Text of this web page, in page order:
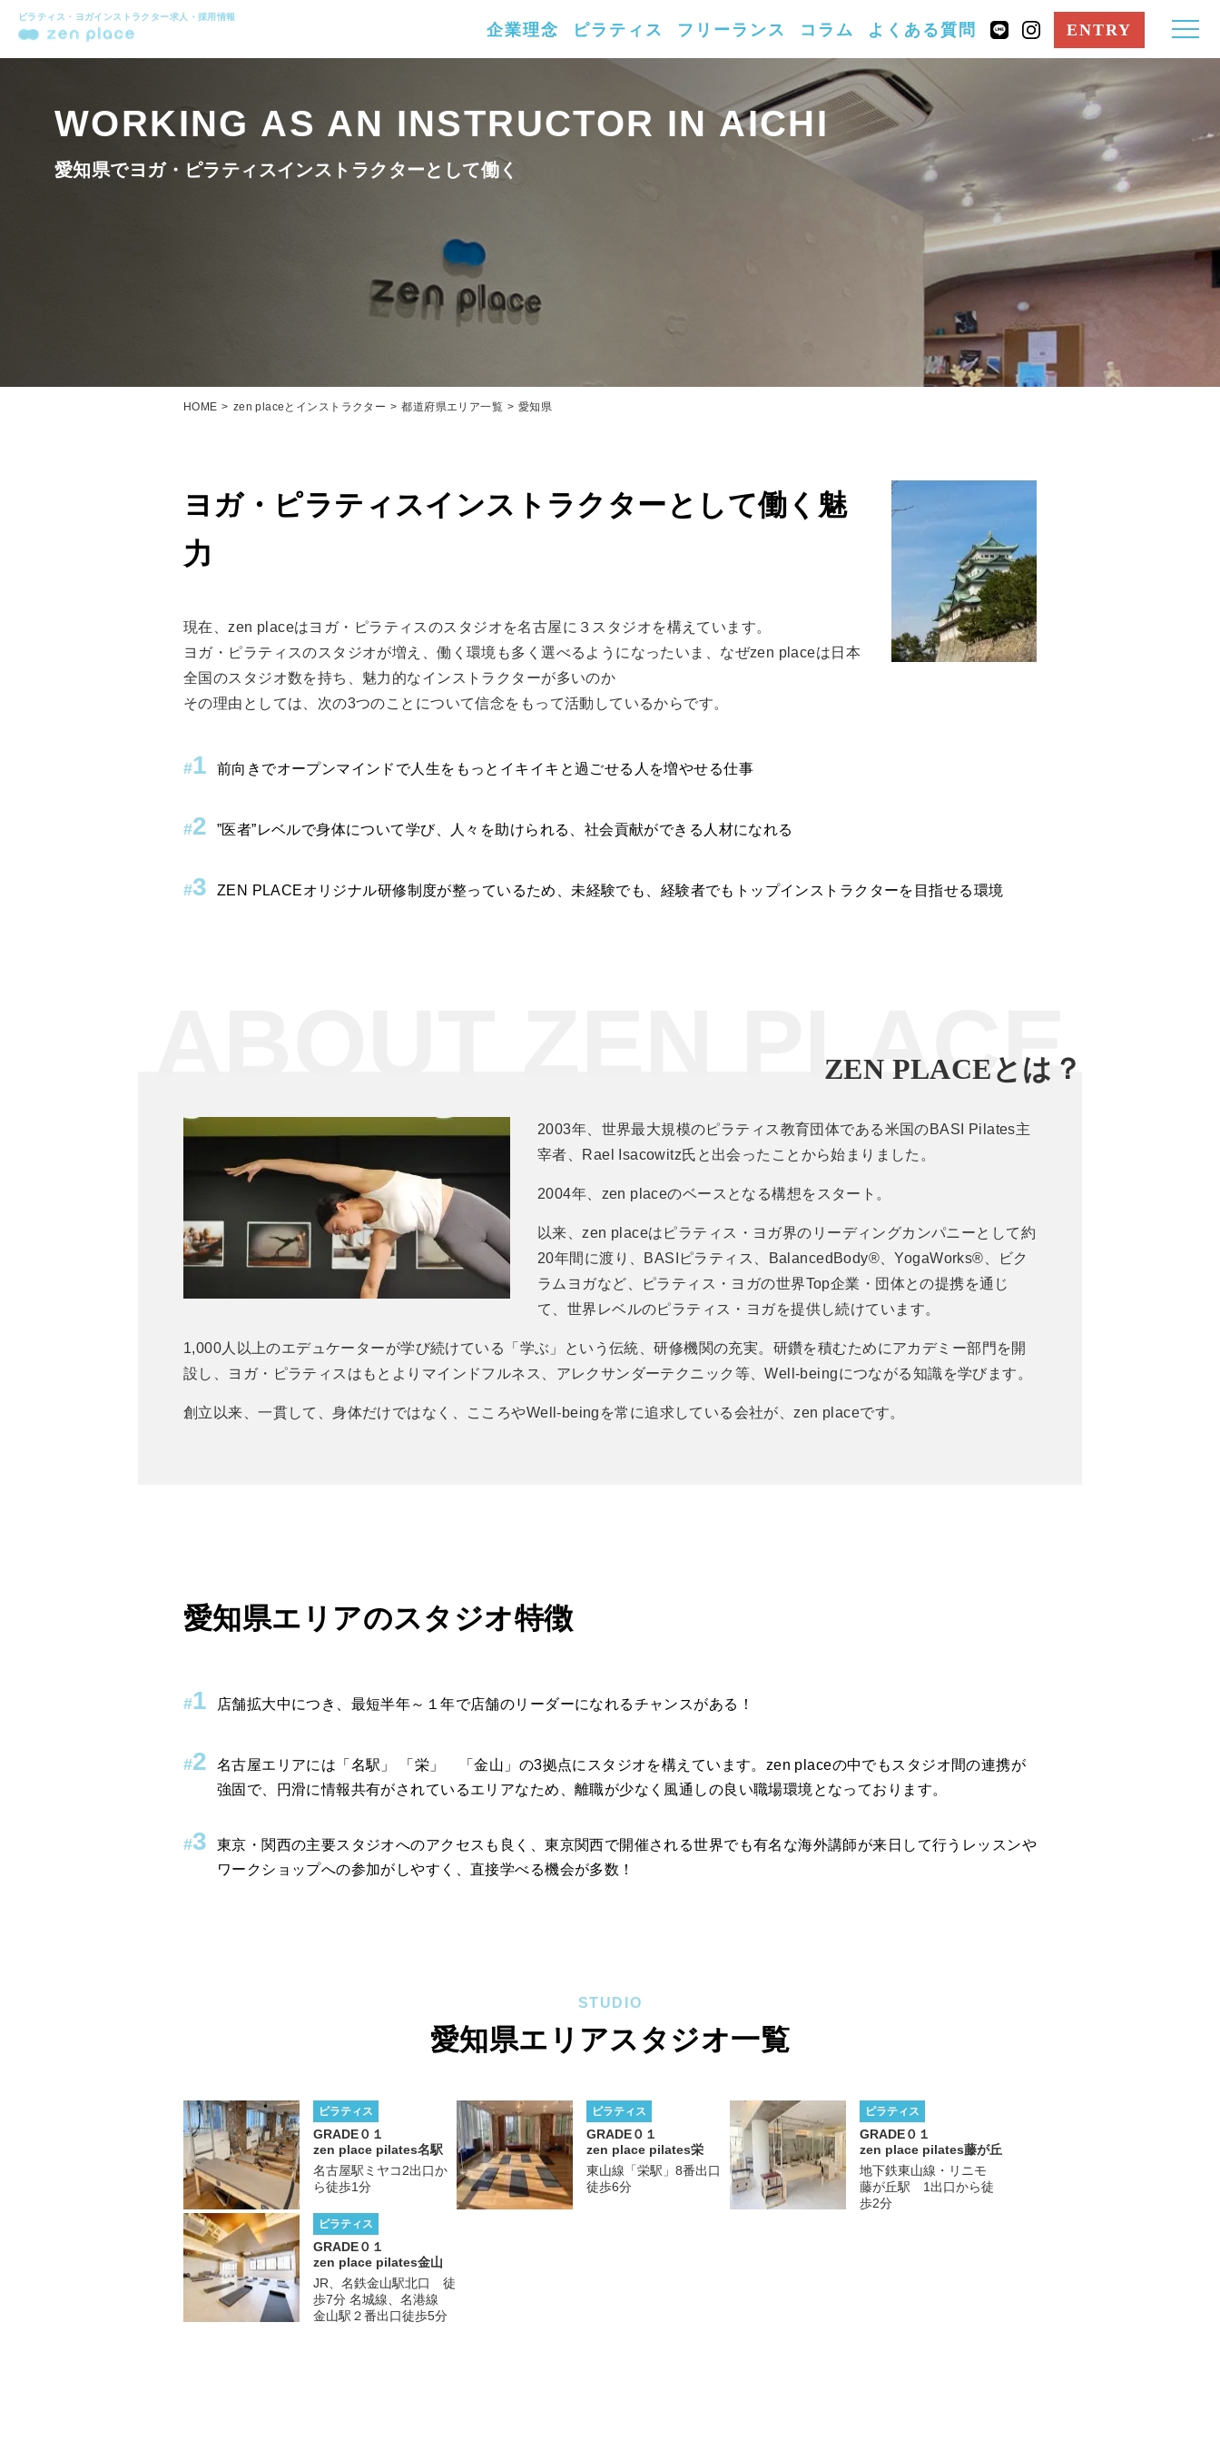
ピラティス・ヨガインストラクター求人・採用情報
企業理念 ピラティス フリーランス コラム よくある質問 ENTRY
WORKING AS AN INSTRUCTOR IN AICHI
愛知県でヨガ・ピラティスインストラクターとして働く
HOME zen placeとインストラクター 都道府県エリア一覧 愛知県
ヨガ・ピラティスインストラクターとして働く魅
力
現在、zen placeはヨガ・ピラティスのスタジオを名古屋に３スタジオを構えています。
ヨガ・ピラティスのスタジオが増え、働く環境も多く選べるようになったいま、なぜzen placeは日本
全国のスタジオ数を持ち、魅力的なインストラクターが多いのか
その理由としては、次の3つのことについて信念をもって活動しているからです。
#1 前向きでオープンマインドで人生をもっとイキイキと過ごせる人を増やせる仕事
#2 ”医者”レベルで身体について学び、人々を助けられる、社会貢献ができる人材になれる
#3 ZEN PLACEオリジナル研修制度が整っているため、未経験でも、経験者でもトップインストラクターを目指せる環境
ZEN PLACE
ZEN PLACEとは？
2003年、世界最大規模のピラティス教育団体である米国のBASI Pilates主
宰者、Rael Isacowitz氏と出会ったことから始まりました。
2004年、zen placeのベースとなる構想をスタート。
以来、zen placeはピラティス・ヨガ界のリーディングカンパニーとして約
20年間に渡り、BASIピラティス、BalancedBody®、YogaWorks®、ビク
ラムヨガなど、ピラティス・ヨガの世界Top企業・団体との提携を通じ
て、世界レベルのピラティス・ヨガを提供し続けています。
1,000人以上のエデュケーターが学び続けている「学ぶ」という伝統、研修機関の充実。研鑽を積むためにアカデミー部門を開
設し、ヨガ・ピラティスはもとよりマインドフルネス、アレクサンダーテクニック等、Well-beingにつながる知識を学びます。
創立以来、一貫して、身体だけではなく、こころやWell-beingを常に追求している会社が、zen placeです。
愛知県エリアのスタジオ特徴
#1 店舗拡大中につき、最短半年～１年で店舗のリーダーになれるチャンスがある！
#2
名古屋エリアには「名駅」 「栄」 「金山」の3拠点にスタジオを構えています。zen placeの中でもスタジオ間の連携が
強固で、円滑に情報共有がされているエリアなため、離職が少なく風通しの良い職場環境となっております。
#3
東京・関西の主要スタジオへのアクセスも良く、東京関西で開催される世界でも有名な海外講師が来日して行うレッスンや
ワークショップへの参加がしやすく、直接学べる機会が多数！
STUDIO
愛知県エリアスタジオ一覧
ピラティス
GRADE０１
zen place pilates名駅
名古屋駅ミヤコ2出口か
ら徒歩1分
ピラティス
GRADE０１
zen place pilates栄
東山線「栄駅」8番出口
徒歩6分
ピラティス
GRADE０１
zen place pilates藤が丘
地下鉄東山線・リニモ
藤が丘駅 1出口から徒
歩2分
ピラティス
GRADE０１
zen place pilates金山
JR、名鉄金山駅北口 徒
歩7分 名城線、名港線
金山駅２番出口徒歩5分